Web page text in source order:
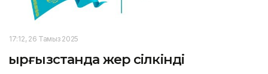
17:12, 26 Тамыз 2025
Қырғызстанда жер сілкінді